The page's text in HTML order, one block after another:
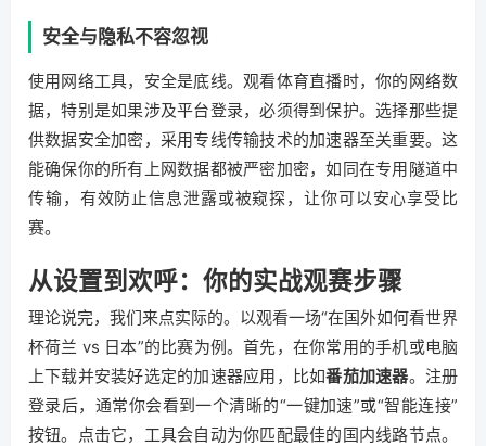
安全与隐私不容忽视
使用网络工具，安全是底线。观看体育直播时，你的网络数
据，特别是如果涉及平台登录，必须得到保护。选择那些提
供数据安全加密，采用专线传输技术的加速器至关重要。这
能确保你的所有上网数据都被严密加密，如同在专用隧道中
传输，有效防止信息泄露或被窥探，让你可以安心享受比
赛。
从设置到欢呼：你的实战观赛步骤
理论说完，我们来点实际的。以观看一场“在国外如何看世界
杯荷兰 vs 日本”的比赛为例。首先，在你常用的手机或电脑
上下载并安装好选定的加速器应用，比如番茄加速器。注册
登录后，通常你会看到一个清晰的“一键加速”或“智能连接”
按钮。点击它，工具会自动为你匹配最佳的国内线路节点。